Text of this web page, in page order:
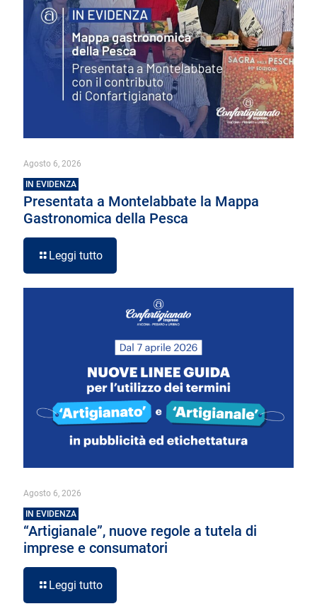
Agosto 6, 2026
IN EVIDENZA
Presentata a Montelabbate la Mappa
Gastronomica della Pesca
Leggi tutto
Agosto 6, 2026
IN EVIDENZA
“Artigianale”, nuove regole a tutela di
imprese e consumatori
Leggi tutto